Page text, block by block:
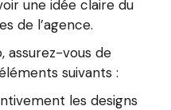
une idée claire du
de l’agence.
assurez-vous de
suivants :
les designs